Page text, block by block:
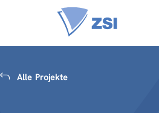
Alle Projekte